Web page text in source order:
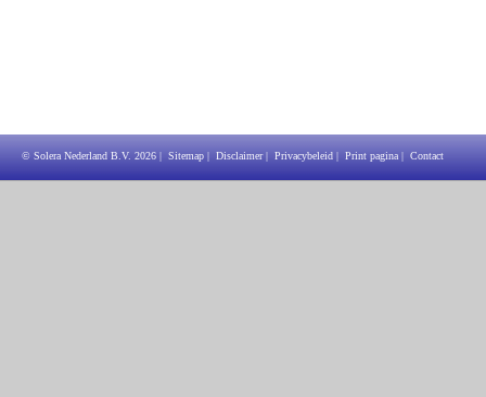
© Solera Nederland B.V. 2026 | Sitemap | Disclaimer| Privacybeleid | Print pagina | Contact